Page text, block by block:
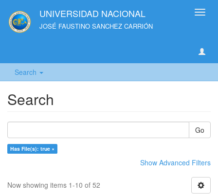
UNIVERSIDAD NACIONAL
JOSÉ FAUSTINO SANCHEZ CARRIÓN
Search
Search
Go
Has File(s): true ×
Show Advanced Filters
Now showing items 1-10 of 52